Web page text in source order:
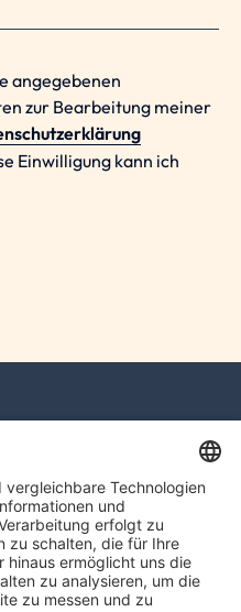
angegebenen
zur Bearbeitung meiner
Einwilligung kann ich